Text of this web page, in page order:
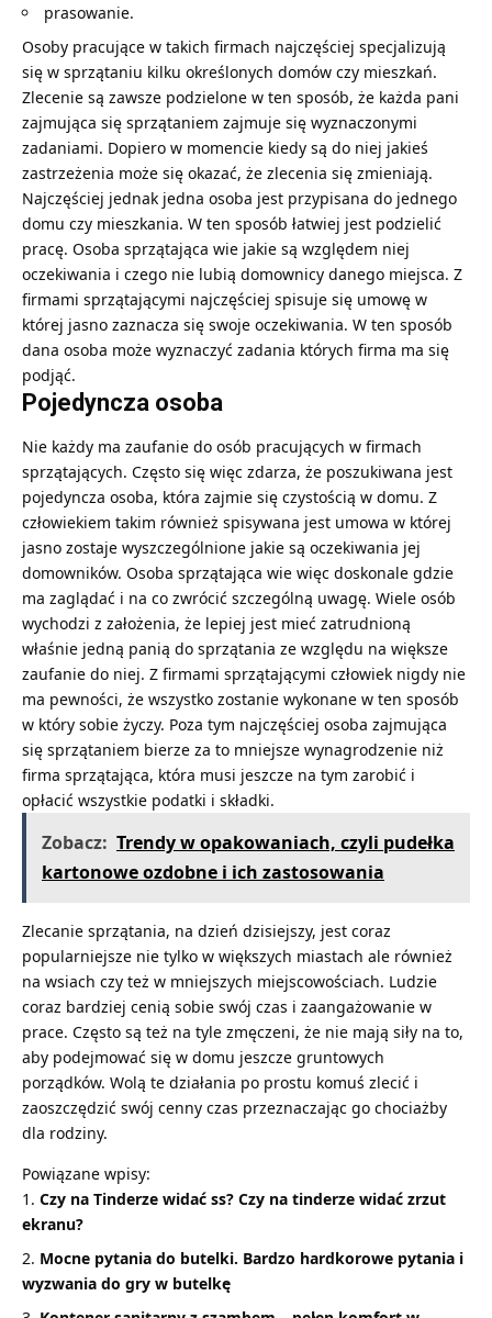
prasowanie.
Osoby pracujące w takich firmach najczęściej specjalizują
się w sprzątaniu kilku określonych domów czy mieszkań.
Zlecenie są zawsze podzielone w ten sposób, że każda pani
zajmująca się sprzątaniem zajmuje się wyznaczonymi
zadaniami. Dopiero w momencie kiedy są do niej jakieś
zastrzeżenia może się okazać, że zlecenia się zmieniają.
Najczęściej jednak jedna osoba jest przypisana do jednego
domu czy mieszkania. W ten sposób łatwiej jest podzielić
pracę. Osoba sprzątająca wie jakie są względem niej
oczekiwania i czego nie lubią domownicy danego miejsca. Z
firmami sprzątającymi najczęściej spisuje się umowę w
której jasno zaznacza się swoje oczekiwania. W ten sposób
dana osoba może wyznaczyć zadania których firma ma się
podjąć.
Pojedyncza osoba
Nie każdy ma zaufanie do osób pracujących w firmach
sprzątających. Często się więc zdarza, że poszukiwana jest
pojedyncza osoba, która zajmie się czystością w domu. Z
człowiekiem takim również spisywana jest umowa w której
jasno zostaje wyszczególnione jakie są oczekiwania jej
domowników. Osoba sprzątająca wie więc doskonale gdzie
ma zaglądać i na co zwrócić szczególną uwagę. Wiele osób
wychodzi z założenia, że lepiej jest mieć zatrudnioną
właśnie jedną panią do sprzątania ze względu na większe
zaufanie do niej. Z firmami sprzątającymi człowiek nigdy nie
ma pewności, że wszystko zostanie wykonane w ten sposób
w który sobie życzy. Poza tym najczęściej osoba zajmująca
się sprzątaniem bierze za to mniejsze wynagrodzenie niż
firma sprzątająca, która musi jeszcze na tym zarobić i
opłacić wszystkie podatki i składki.
Zobacz: Trendy w opakowaniach, czyli pudełka
kartonowe ozdobne i ich zastosowania
Zlecanie sprzątania, na dzień dzisiejszy, jest coraz
popularniejsze nie tylko w większych miastach ale również
na wsiach czy też w mniejszych miejscowościach. Ludzie
coraz bardziej cenią sobie swój czas i zaangażowanie w
prace. Często są też na tyle zmęczeni, że nie mają siły na to,
aby podejmować się w domu jeszcze gruntowych
porządków. Wolą te działania po prostu komuś zlecić i
zaoszczędzić swój cenny czas przeznaczając go chociażby
dla rodziny.
Powiązane wpisy:
Czy na Tinderze widać ss? Czy na tinderze widać zrzut
ekranu?
Mocne pytania do butelki. Bardzo hardkorowe pytania i
wyzwania do gry w butelkę